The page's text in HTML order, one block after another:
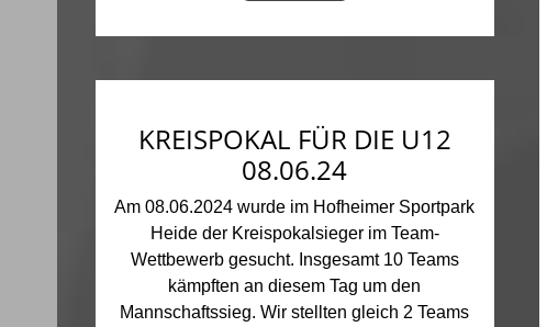
KREISPOKAL FÜR DIE U12
08.06.24
Am 08.06.2024 wurde im Hofheimer Sportpark
Heide der Kreispokalsieger im Team-
Wettbewerb gesucht. Insgesamt 10 Teams
kämpften an diesem Tag um den
Mannschaftssieg. Wir stellten gleich 2 Teams